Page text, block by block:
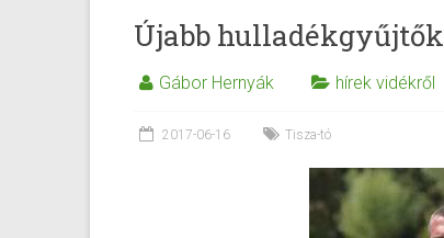
Újabb
Gábor Hernyák hírek vidékről
2017-06-16 Tisza-tó